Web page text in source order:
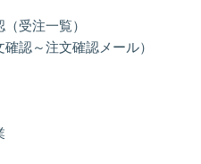
受注一覧）
認～注文確認メール）